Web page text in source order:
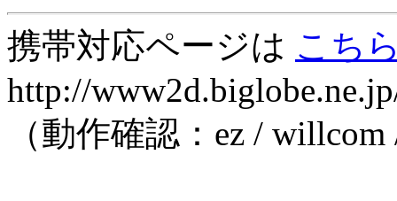
携帯対応ページは こち
http://
（動作確認：ez /